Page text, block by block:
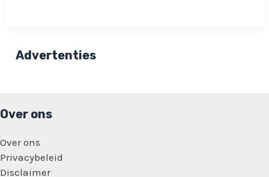
man: ‘Hij
is
Advertenties
Over ons
Over ons
Privacybeleid
Disclaimer